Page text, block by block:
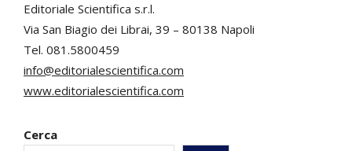
Editoriale Scientifica s.r.l.
Via San Biagio dei Librai, 39 – 80138 Napoli
Tel. 081.5800459
info@editorialescientifica.com
www.editorialescientifica.com
Cerca